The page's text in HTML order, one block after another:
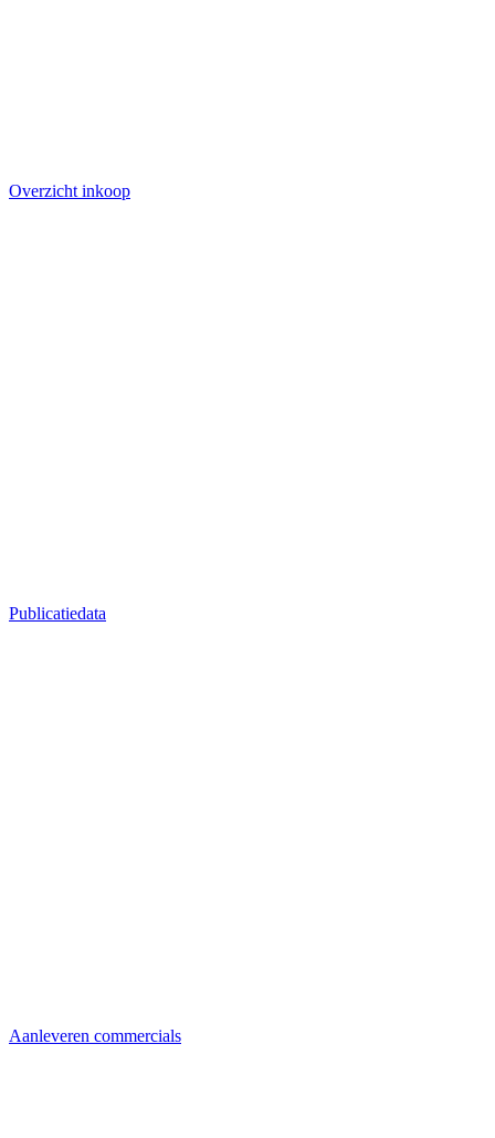
Overzicht inkoop
Publicatiedata
Aanleveren commercials